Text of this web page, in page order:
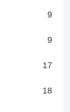
9
9
17
18